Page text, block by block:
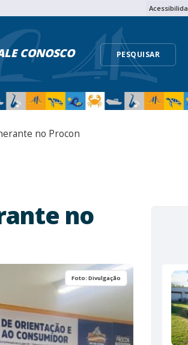
Ambiente
CONOSCO PESQUISAR
no Procon
no
Foto: Divulgação